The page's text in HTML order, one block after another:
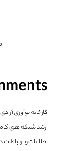
کارخانه نوآوری
ارشد شبکه های
اطلاعات و ارتباطات